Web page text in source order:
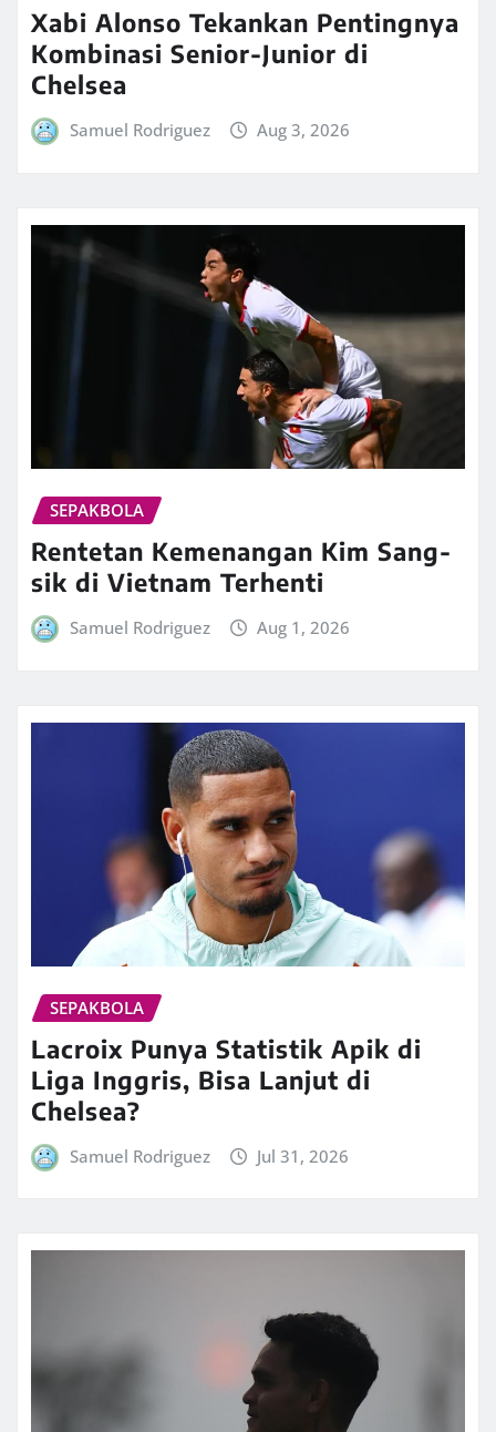
Xabi Alonso Tekankan Pentingnya
Kombinasi Senior-Junior di
Chelsea
Samuel Rodriguez Aug 3, 2026
SEPAKBOLA
Rentetan Kemenangan Kim Sang-
sik di Vietnam Terhenti
Samuel Rodriguez Aug 1, 2026
SEPAKBOLA
Lacroix Punya Statistik Apik di
Liga Inggris, Bisa Lanjut di
Chelsea?
Samuel Rodriguez Jul 31, 2026